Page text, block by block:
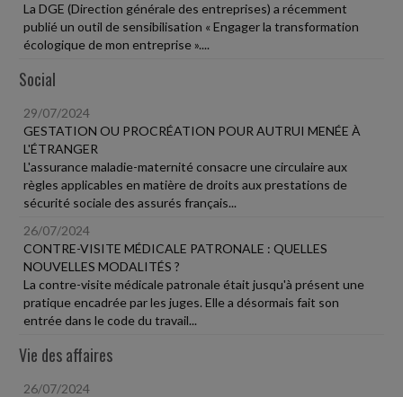
La DGE (Direction générale des entreprises) a récemment
publié un outil de sensibilisation « Engager la transformation
écologique de mon entreprise »....
Social
29/07/2024
GESTATION OU PROCRÉATION POUR AUTRUI MENÉE À
L'ÉTRANGER
L'assurance maladie-maternité consacre une circulaire aux
règles applicables en matière de droits aux prestations de
sécurité sociale des assurés français...
26/07/2024
CONTRE-VISITE MÉDICALE PATRONALE : QUELLES
NOUVELLES MODALITÉS ?
La contre-visite médicale patronale était jusqu'à présent une
pratique encadrée par les juges. Elle a désormais fait son
entrée dans le code du travail...
Vie des affaires
26/07/2024